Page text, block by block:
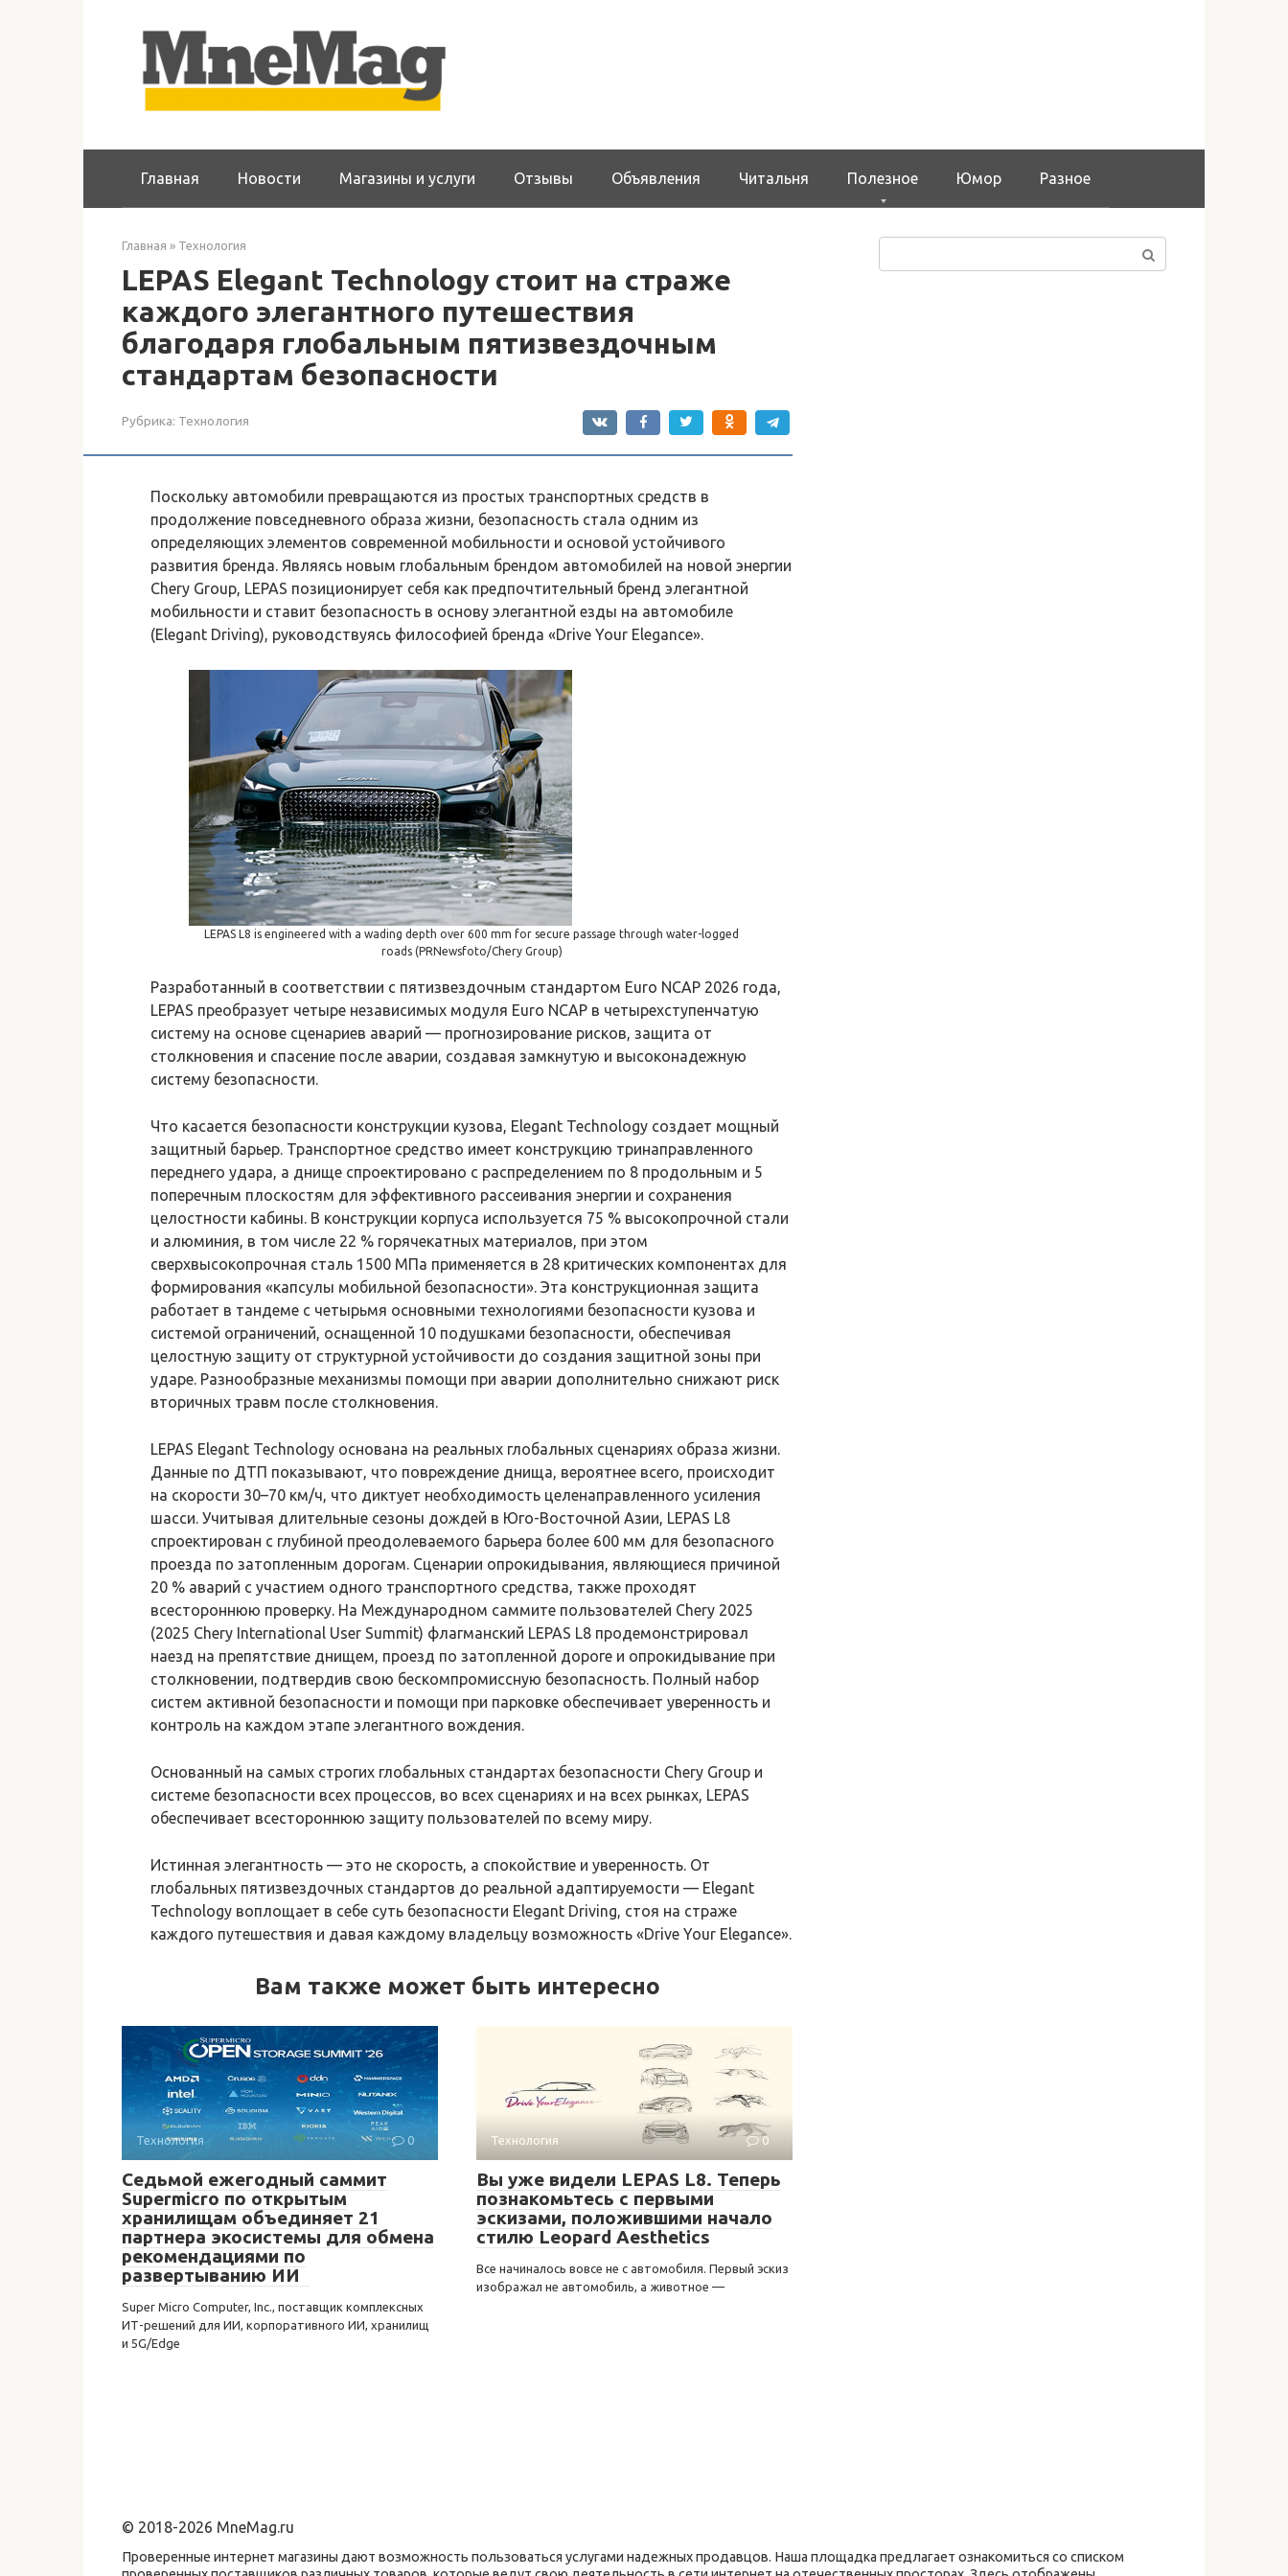
Главная Новости Магазины и услуги Отзывы Объявления Читальня Полезное Юмор Разное
Главная » Технология
LEPAS Elegant Technology стоит на страже
каждого элегантного путешествия
благодаря глобальным пятизвездочным
стандартам безопасности
Рубрика: Технология
Поскольку автомобили превращаются из простых транспортных средств в
продолжение повседневного образа жизни, безопасность стала одним из
определяющих элементов современной мобильности и основой устойчивого
развития бренда. Являясь новым глобальным брендом автомобилей на новой энергии
Chery Group, LEPAS позиционирует себя как предпочтительный бренд элегантной
мобильности и ставит безопасность в основу элегантной езды на автомобиле
(Elegant Driving), руководствуясь философией бренда «Drive Your Elegance».
LEPAS L8 is engineered with a wading depth over 600 mm for secure passage through water-logged
roads (PRNewsfoto/Chery Group)
Разработанный в соответствии с пятизвездочным стандартом Euro NCAP 2026 года,
LEPAS преобразует четыре независимых модуля Euro NCAP в четырехступенчатую
систему на основе сценариев аварий — прогнозирование рисков, защита от
столкновения и спасение после аварии, создавая замкнутую и высоконадежную
систему безопасности.
Что касается безопасности конструкции кузова, Elegant Technology создает мощный
защитный барьер. Транспортное средство имеет конструкцию тринаправленного
переднего удара, а днище спроектировано с распределением по 8 продольным и 5
поперечным плоскостям для эффективного рассеивания энергии и сохранения
целостности кабины. В конструкции корпуса используется 75 % высокопрочной стали
и алюминия, в том числе 22 % горячекатных материалов, при этом
сверхвысокопрочная сталь 1500 МПа применяется в 28 критических компонентах для
формирования «капсулы мобильной безопасности». Эта конструкционная защита
работает в тандеме с четырьмя основными технологиями безопасности кузова и
системой ограничений, оснащенной 10 подушками безопасности, обеспечивая
целостную защиту от структурной устойчивости до создания защитной зоны при
ударе. Разнообразные механизмы помощи при аварии дополнительно снижают риск
вторичных травм после столкновения.
LEPAS Elegant Technology основана на реальных глобальных сценариях образа жизни.
Данные по ДТП показывают, что повреждение днища, вероятнее всего, происходит
на скорости 30–70 км/ч, что диктует необходимость целенаправленного усиления
шасси. Учитывая длительные сезоны дождей в Юго-Восточной Азии, LEPAS L8
спроектирован с глубиной преодолеваемого барьера более 600 мм для безопасного
проезда по затопленным дорогам. Сценарии опрокидывания, являющиеся причиной
20 % аварий с участием одного транспортного средства, также проходят
всестороннюю проверку. На Международном саммите пользователей Chery 2025
(2025 Chery International User Summit) флагманский LEPAS L8 продемонстрировал
наезд на препятствие днищем, проезд по затопленной дороге и опрокидывание при
столкновении, подтвердив свою бескомпромиссную безопасность. Полный набор
систем активной безопасности и помощи при парковке обеспечивает уверенность и
контроль на каждом этапе элегантного вождения.
Основанный на самых строгих глобальных стандартах безопасности Chery Group и
системе безопасности всех процессов, во всех сценариях и на всех рынках, LEPAS
обеспечивает всестороннюю защиту пользователей по всему миру.
Истинная элегантность — это не скорость, а спокойствие и уверенность. От
глобальных пятизвездочных стандартов до реальной адаптируемости — Elegant
Technology воплощает в себе суть безопасности Elegant Driving, стоя на страже
каждого путешествия и давая каждому владельцу возможность «Drive Your Elegance».
Вам также может быть интересно
Технология 0
Седьмой ежегодный саммит
Supermicro по открытым
хранилищам объединяет 21
партнера экосистемы для обмена
рекомендациями по
развертыванию ИИ
Super Micro Computer, Inc., поставщик комплексных
ИТ-решений для ИИ, корпоративного ИИ, хранилищ
и 5G/Edge
Технология 0
Вы уже видели LEPAS L8. Теперь
познакомьтесь с первыми
эскизами, положившими начало
стилю Leopard Aesthetics
Все начиналось вовсе не с автомобиля. Первый эскиз
изображал не автомобиль, а животное —
© 2018-2026 MneMag.ru
Проверенные интернет магазины дают возможность пользоваться услугами надежных продавцов. Наша площадка предлагает ознакомиться со списком